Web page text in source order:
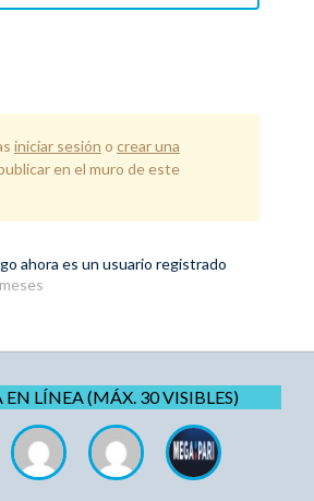
iniciar sesión o crear una
en el muro de este
ahora es un usuario registrado
EN LÍNEA (MÁX. 30 VISIBLES)